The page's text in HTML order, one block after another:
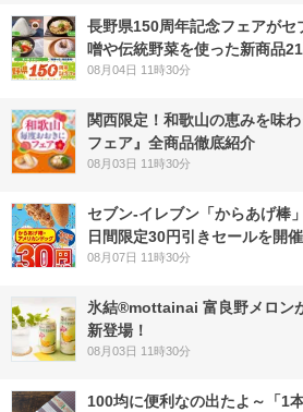
長野県150周年記念フェアが
噌や伝統野菜を使った新商品
08月04日 11時30分
関西限定！和歌山の恵みを味
フェア』全商品徹底紹介
08月03日 11時30分
セブン‐イレブン「からあげ棒
日間限定30円引きセールを開催
08月07日 11時30分
氷結®mottainai 富良野メロン
新登場！
08月03日 11時30分
100均に便利なの出たよ～「1